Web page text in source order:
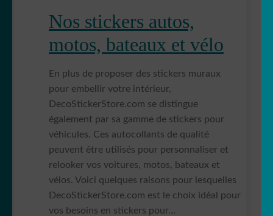
Nos stickers autos,
motos, bateaux et vélo
En plus de proposer des stickers muraux
pour embellir votre intérieur,
DecoStickerStore.com se distingue
également par sa gamme de stickers pour
véhicules. Ces autocollants de qualité
peuvent être utilisés pour personnaliser et
relooker vos voitures, motos, bateaux et
vélos. Voici quelques raisons pour lesquelles
DecoStickerStore.com est le choix idéal pour
vos besoins en stickers pour…